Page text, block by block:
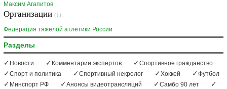
Максим Агапитов
Организации (1):
Федерация тяжелой атлетики России
Разделы
Новости Комментарии экспертов
Спортивное гражданство
Спорт и политика
Спортивный некролог Хоккей
Футбол
Минспорт РФ
Анонсы видеотрансляций
Самбо 90 лет